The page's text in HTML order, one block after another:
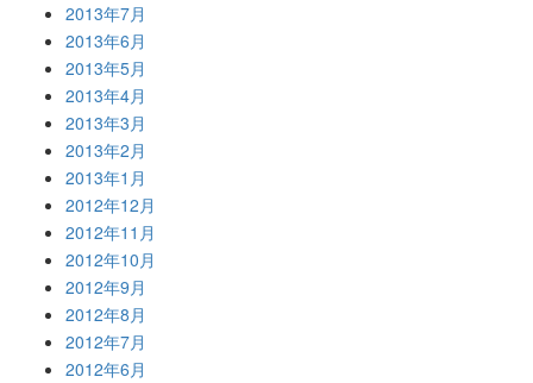
2013年7月
2013年6月
2013年5月
2013年4月
2013年3月
2013年2月
2013年1月
2012年12月
2012年11月
2012年10月
2012年9月
2012年8月
2012年7月
2012年6月